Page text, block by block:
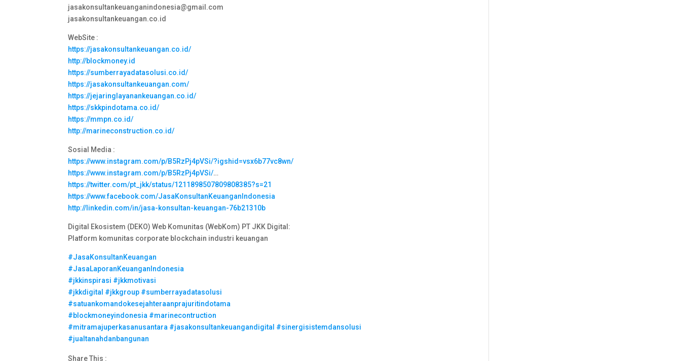
jasakonsultankeuanganindonesia@gmail.com
jasakonsultankeuangan.co.id
WebSite :
https://jasakonsultankeuangan.co.id/
http://blockmoney.id
https://sumberrayadatasolusi.co.id/
https://jasakonsultankeuangan.com/
https://jejaringlayanankeuangan.co.id/
https://skkpindotama.co.id/
https://mmpn.co.id/
http://marineconstruction.co.id/
Sosial Media :
https://www.instagram.com/p/B5RzPj4pVSi/?igshid=vsx6b77vc8wn/
https://www.instagram.com/p/B5RzPj4pVSi/…
https://twitter.com/pt_jkk/status/1211898507809808385?s=21
https://www.facebook.com/JasaKonsultanKeuanganIndonesia
http://linkedin.com/in/jasa-konsultan-keuangan-76b21310b
Digital Ekosistem (DEKO) Web Komunitas (WebKom) PT JKK Digital:
Platform komunitas corporate blockchain industri keuangan
#JasaKonsultanKeuangan
#JasaLaporanKeuanganIndonesia
#jkkinspirasi #jkkmotivasi
#jkkdigital #jkkgroup #sumberrayadatasolusi
#satuankomandokesejahteraanprajuritindotama
#blockmoneyindonesia #marinecontruction
#mitramajuperkasanusantara #jasakonsultankeuangandigital #sinergisistemdansolusi
#jualtanahdanbangunan
Share This :